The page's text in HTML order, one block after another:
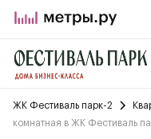
ЖК Фестиваль парк-2
комнатная в ЖК Фестиваль